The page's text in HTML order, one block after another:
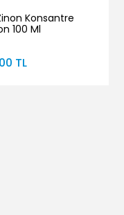
Konsantre
100 Ml
TL